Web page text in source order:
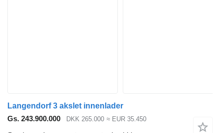
Langendorf 3 akslet innenlader
Gs. 243.900.000
DKK 265.000 ≈ EUR 35.450